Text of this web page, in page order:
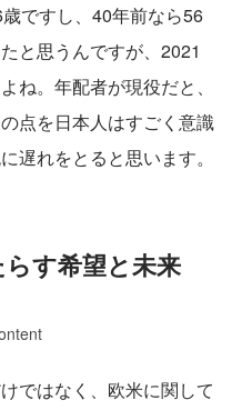
ですし、40年前なら56
と思うんですが、2021
ね。年配者が現役だと、
点を日本人はすごく意識
遅れをとると思います。
す希望と未来
ではなく、欧米に関して